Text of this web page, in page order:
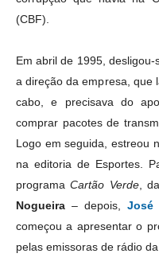
(CBF).
Em abril de 1995,
a direção da empresa, que
cabo, e precisava do
comprar pacotes de
Logo em seguida, estreou
na editoria de Esportes.
programaCartão Verde,
Nogueira – depois,José
começou a apresentar o
pelas emissoras de rádio